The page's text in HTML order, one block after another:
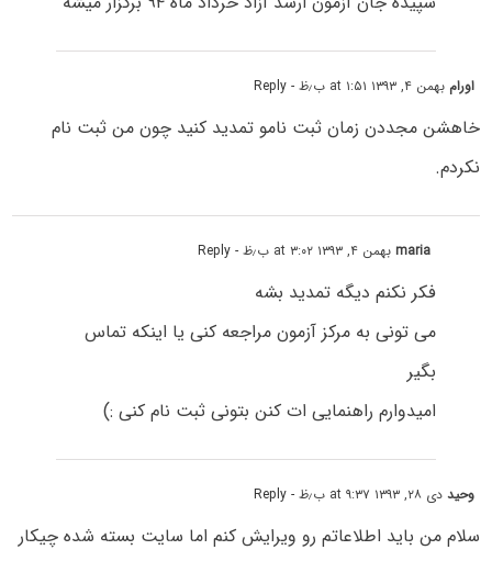
اورام بهمن ۴, ۱۳۹۳ at ۱:۵۱ ب٫ظ - Reply
خاهشن مجددن زمان ثبت نامو تمدید کنید چون من ثبت نام
نکردم.
mariaبهمن ۴, ۱۳۹۳ at ۳:۰۲ ب٫ظ - Reply
فکر نکنم دیگه تمدید بشه
می تونی به مرکز آزمون مراجعه کنی یا اینکه تماس
بگیر
امیدوارم راهنمایی ات کنن بتونی ثبت نام کنی :)
وحیددی ۲۸, ۱۳۹۳ at ۹:۳۷ ب٫ظ - Reply
سلام من باید اطلاعاتم رو ویرایش کنم اما سایت بسته شده چیکار